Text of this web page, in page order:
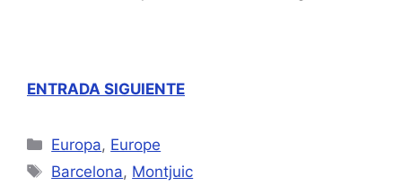
ENTRADA SIGUIENTE
Categorías
Europa, Europe
Etiquetas
Barcelona, Montjuic